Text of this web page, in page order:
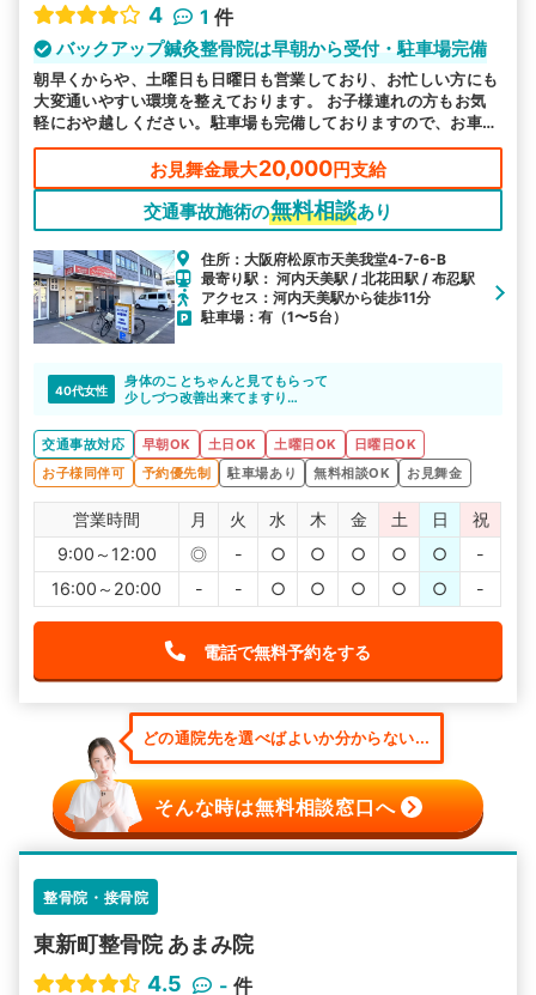
4
1 件
バックアップ鍼灸整骨院は早朝から受付・駐車場完備
朝早くからや、土曜日も日曜日も営業しており、お忙しい方にも
大変通いやすい環境を整えております。 お子様連れの方もお気
軽におや越しください。駐車場も完備しておりますので、お車で
の通院希望の方も通いやすいです。
お見舞金最大20,000円支給
交通事故施術の無料相談あり
住所：大阪府松原市天美我堂4-7-6-B
最寄り駅： 河内天美駅 / 北花田駅 / 布忍駅
アクセス：河内天美駅から徒歩11分
駐車場：有（1〜5台）
40代女性
身体のことちゃんと見てもらって
少しづつ改善出来てますり
交通事故対応
早朝OK 土日OK 土曜日OK
日曜日OK
お子様同伴可
予約優先制 駐車場あり 無料相談OK お見舞金
営業時間 月 火 水 木 金 土 日
祝
9:00～12:00
◎ - ○ ○ ○ ○ ○
-
16:00～20:00
- - ○ ○ ○ ○ ○ -
電話で無料予約をする
どの通院先を選べばよいか分からない...
そんな時は無料相談窓口へ
整骨院・接骨院
東新町整骨院 あまみ院
4.5
- 件